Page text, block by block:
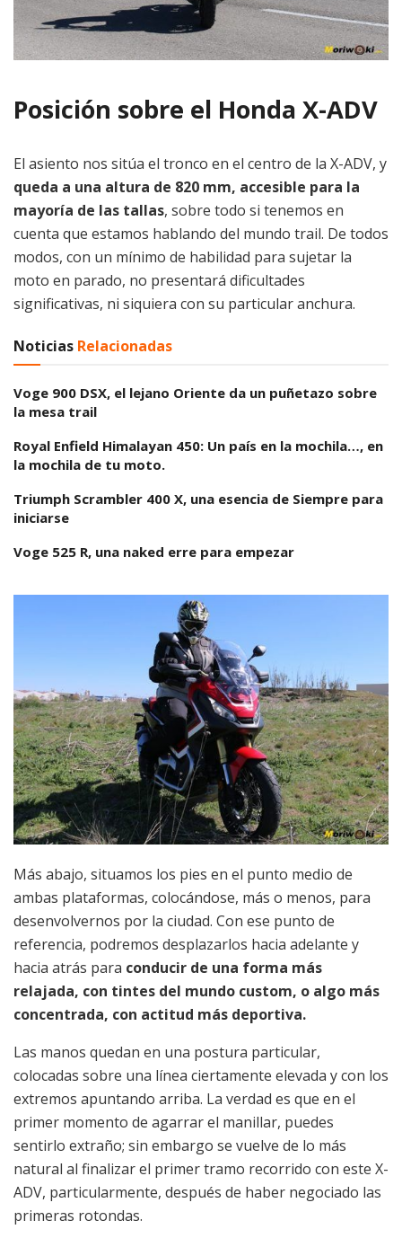
Posición sobre el Honda X-ADV
El asiento nos sitúa el tronco en el centro de la X-ADV, y
queda a una altura de 820 mm, accesible para la
mayoría de las tallas, sobre todo si tenemos en
cuenta que estamos hablando del mundo trail. De todos
modos, con un mínimo de habilidad para sujetar la
moto en parado, no presentará dificultades
significativas, ni siquiera con su particular anchura.
Noticias Relacionadas
Voge 900 DSX, el lejano Oriente da un puñetazo sobre
la mesa trail
Royal Enfield Himalayan 450: Un país en la mochila…, en
la mochila de tu moto.
Triumph Scrambler 400 X, una esencia de Siempre para
iniciarse
Voge 525 R, una naked erre para empezar
Más abajo, situamos los pies en el punto medio de
ambas plataformas, colocándose, más o menos, para
desenvolvernos por la ciudad. Con ese punto de
referencia, podremos desplazarlos hacia adelante y
hacia atrás para conducir de una forma más
relajada, con tintes del mundo custom, o algo más
concentrada, con actitud más deportiva.
Las manos quedan en una postura particular,
colocadas sobre una línea ciertamente elevada y con los
extremos apuntando arriba. La verdad es que en el
primer momento de agarrar el manillar, puedes
sentirlo extraño; sin embargo se vuelve de lo más
natural al finalizar el primer tramo recorrido con este X-
ADV, particularmente, después de haber negociado las
primeras rotondas.